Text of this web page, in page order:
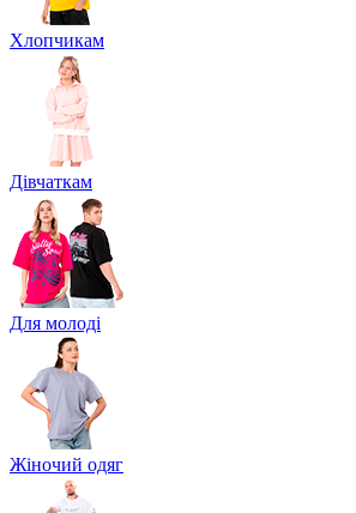
Хлопчикам
Дівчаткам
Для молоді
Жіночий одяг